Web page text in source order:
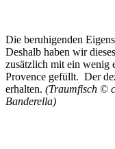
Die beruhigenden
Deshalb haben wir
zusätzlich mit ein wenig
Provence gefüllt. Der
erhalten. (Traumfisch ©
Banderella)